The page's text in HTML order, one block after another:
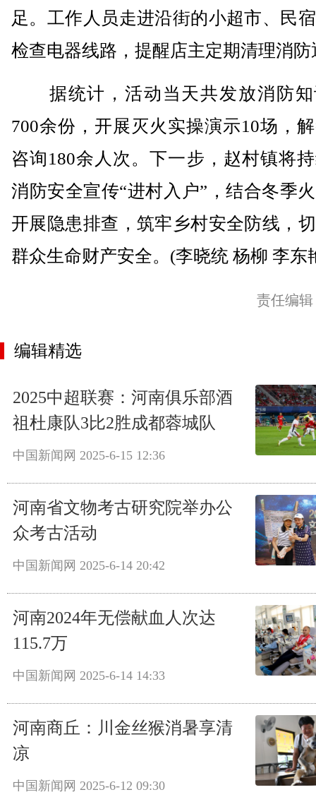
足。工作人员走进沿街的小超市、民
检查电器线路，提醒店主定期清理消防
据统计，活动当天共发放消防知
700余份，开展灭火实操演示10场，
咨询180余人次。下一步，赵村镇将
消防安全宣传“进村入户”，结合冬季
开展隐患排查，筑牢乡村安全防线，
群众生命财产安全。(李晓统 杨柳 李东
责任编
编辑精选
2025中超联赛：河南俱乐部酒
祖杜康队3比2胜成都蓉城队
中国新闻网 2025-6-15 12:36
河南省文物考古研究院举办公
众考古活动
中国新闻网 2025-6-14 20:42
河南2024年无偿献血人次达
115.7万
中国新闻网 2025-6-14 14:33
河南商丘：川金丝猴消暑享清
凉
中国新闻网 2025-6-12 09:30